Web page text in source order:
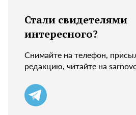
Стали свидетелями
интересного?
Снимайте на телефон,
редакцию, читайте на